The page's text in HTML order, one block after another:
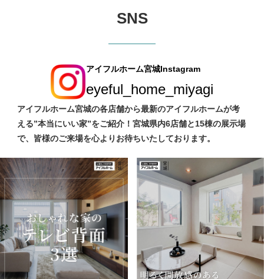
SNS
アイフルホーム宮城Instagram
eyeful_home_miyagi
アイフルホーム宮城の各店舗から最新のアイフルホームが考
える”本当にいい家”をご紹介！宮城県内6店舗と15棟の展示場
で、皆様のご来場を心よりお待ちいたしております。